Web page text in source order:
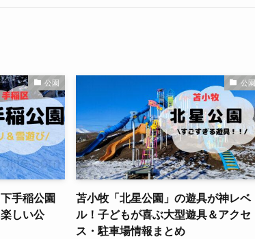
公園
手稲公園
しい公
公園
苫小牧「北星公園」の遊具が神レベ
ル！子どもが喜ぶ大型遊具＆アクセ
ス・駐車場情報まとめ